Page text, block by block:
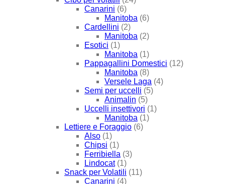
Canarini (6)
Manitoba (6)
Cardellini (2)
Manitoba (2)
Esotici (1)
Manitoba (1)
Pappagallini Domestici (12)
Manitoba (8)
Versele Laga (4)
Semi per uccelli (5)
Animalin (5)
Uccelli insettivori (1)
Manitoba (1)
Lettiere e Foraggio (6)
Also (1)
Chipsi (1)
Ferribiella (3)
Lindocat (1)
Snack per Volatili (11)
Canarini (4)